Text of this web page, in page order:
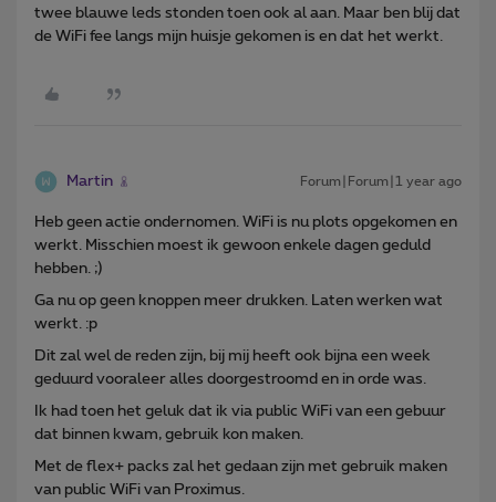
twee blauwe leds stonden toen ook al aan. Maar ben blij dat
de WiFi fee langs mijn huisje gekomen is en dat het werkt.
Martin Forum|Forum|1 year ago
Heb geen actie ondernomen. WiFi is nu plots opgekomen en
werkt. Misschien moest ik gewoon enkele dagen geduld
hebben. ;)
Ga nu op geen knoppen meer drukken. Laten werken wat
werkt. :p
Dit zal wel de reden zijn, bij mij heeft ook bijna een week
geduurd vooraleer alles doorgestroomd en in orde was.
Ik had toen het geluk dat ik via public WiFi van een gebuur
dat binnen kwam, gebruik kon maken.
Met de flex+ packs zal het gedaan zijn met gebruik maken
van public WiFi van Proximus.